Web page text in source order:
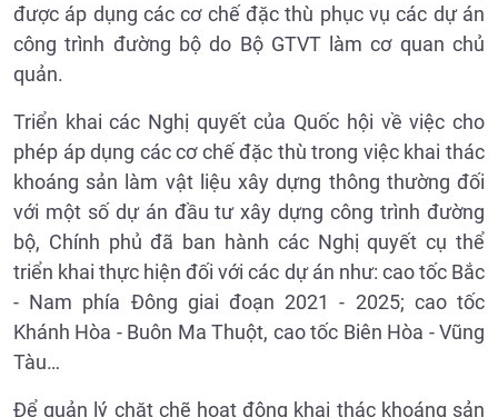
được áp dụng các cơ chế đặc thù phục vụ các dự án
công trình đường bộ do Bộ GTVT làm cơ quan chủ
quản.
Triển khai các Nghị quyết của Quốc hội về việc cho
phép áp dụng các cơ chế đặc thù trong việc khai thác
khoáng sản làm vật liệu xây dựng thông thường đối
với một số dự án đầu tư xây dựng công trình đường
bộ, Chính phủ đã ban hành các Nghị quyết cụ thể
triển khai thực hiện đối với các dự án như: cao tốc Bắc
- Nam phía Đông giai đoạn 2021 - 2025; cao tốc
Khánh Hòa - Buôn Ma Thuột, cao tốc Biên Hòa - Vũng
Tàu…
Để quản lý chặt chẽ hoạt động khai thác khoáng sản